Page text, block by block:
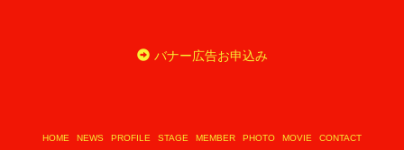
バナー広告お申込み
HOME NEWS PROFILE STAGE MEMBER PHOTO MOVIE CONTACT